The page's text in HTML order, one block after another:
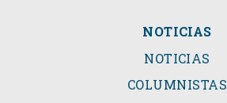
NOTICIAS
NOTICIAS
COLUMNISTAS